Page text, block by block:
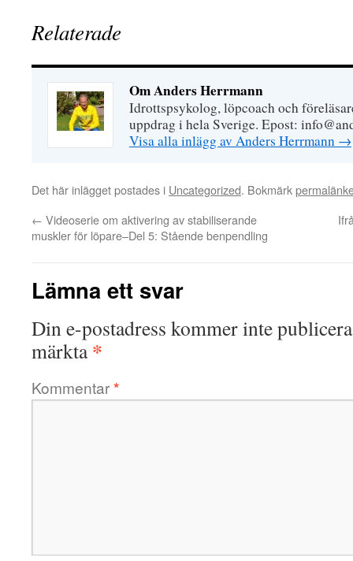
Relaterade
Om Anders Herrmann
Idrottspsykolog, löpcoach och
uppdrag i hela Sverige. Epost:
Visa alla inlägg av Anders Herrmann →
Det här inlägget postades i Uncategorized. Bokmärk
← Videoserie om aktivering av stabiliserande
muskler för löpare–Del 5: Stående benpendling
Lämna ett svar
Din e-postadress kommer inte
märkta*
Kommentar*